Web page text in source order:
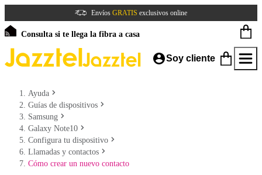
Envíos GRATIS exclusivos online
Consulta si te llega la fibra a casa
Soy cliente
Ayuda
Guías de dispositivos
Samsung
Galaxy Note10
Configura tu dispositivo
Llamadas y contactos
Cómo crear un nuevo contacto